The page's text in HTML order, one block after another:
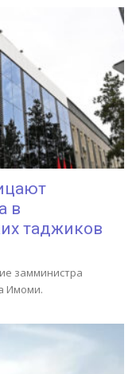
в
таджиков
замминистра
Имоми.